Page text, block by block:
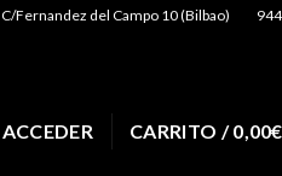
C/Fernandez del Campo 10 (Bilbao)
ACCEDER CARRITO /0,00€